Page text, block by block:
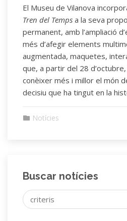
El Museu de Vilanova
Tren del Temps a la seva
permanent, amb l’ampliació
més d’afegir elements
augmentada, maquetes,
que, a partir del 28
conèixer més i millor el món
decisiu que ha tingut en la
Notícies
Buscar notícies